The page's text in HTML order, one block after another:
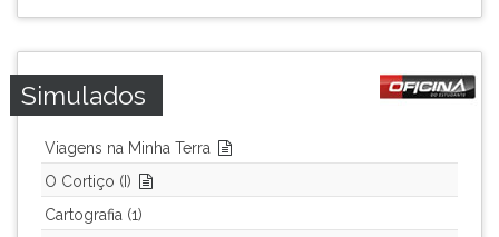
Simulados
Viagens na Minha Terra
O Cortiço (I)
Cartografia (1)